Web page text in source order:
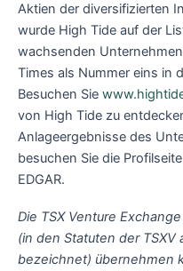
Aktien der diversifizierten
wurde High Tide auf der
wachsenden
Times als Nummer eins in
Besuchen Sie
von High Tide zu
Anlageergebnisse des
besuchen Sie die
EDGAR.
Die TSX Venture
(in den Statuten der TSXV
bezeichnet) übernehmen